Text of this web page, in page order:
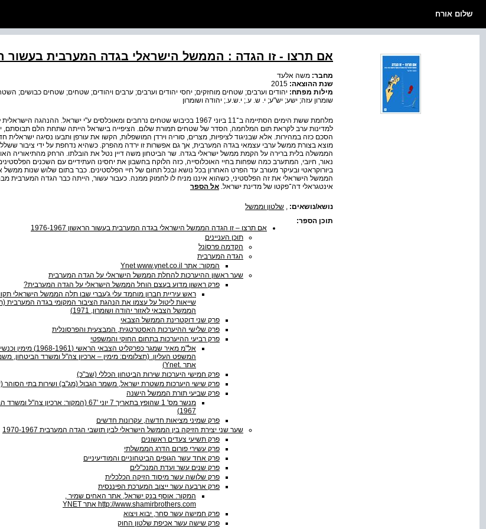
שלום אורח
אם תרצו - זו הגדה : הממשל הישראלי בגדה המערבית בעשור הראשון
מחבר: משה אלעד
שנת ההוצאה:
מילות מפתח: יהודים וערבים; שטחים מוחזקים; יחסי יהודים וערבים; ערבים ויהודים; שטחים; שטחים כבושים;
שומרון עזה; ישע; יש"ע; י. ש. ע.; י.ש.ע.; יהודה ושומרון
מלחמת ששת הימים הסתיימה ב־11 ביוני 1967 בכיבוש שטחים נרחבים ומאוכלסים ע"י ישראל.
למדינות ערב לקראת תום המלחמה, הסדר של שטחים תמורת שלום. הציפייה בישראל הייתה שתחת הלם תבוסתם,
הסכם כזה במהירות. אלא שבניגוד לציפיות, מצרים, סוריה וירדן המושפלות, הקשו את עורפן ותבעו נסיגה
מוצא בצורת ממשל ערבי עצמאי בגדה המערבית, אך גם אפשרות זו ירדה מהפרק. כשהיא נדחפת על ידי ציבור
הממשלה בלית ברירה על הקמת ממשל ישראלי בגדה. שר הביטחון משה דיין נטל את הובלתו. הרחק מהתיאוריה
נאור, חיובי, המתערב כמה שפחות בחיי האוכלוסייה, כזה הלוקח בחשבון את יחסינו העתידיים עם השכנים
ביורוקראטי ובעיקר מעורב עד הפרט האחרון בכל נושא ובכל תחום של חיי הפלסטינים. כבר בתום שלוש שנות
הממשל הישראלי את זה הפלסטיני, כשהוא איננו מניח לו לחמוק ממנה. כעבור עשור, הייתה כבר הגדה המערבית
אינטגראלי דה־פקטו של מדינת ישראל. אל הספר
נושא/נושאים:
שלטון וממשל
תוכן הספר:
אם תרצו – זו הגדה הממשל הישראלי בגדה המערבית בעשור הראשון 1976-1967
תוכן העניינים
הקדמה פרסוֹנל
הגדה המערבית
המקור: אתר Ynet www.ynet.co.il
שער ראשון ההיערכות להחלת הממשל הישראלי על הגדה המערבית
פרק ראשון מדוע בעצם הוחל הממשל הישראלי על הגדה המערבית?
ראש עיריית חברון מוחמד עלי ג'עברי שבו תלה הממשל הישראלי
שייאות ליטול על עצמו את הנהגת הציבור המקומי בגדה המערבית
הממשל הצבאי לאזור יהודה ושומרון, 1971)
פרק שני דוקטרינת הממשל הצבאי
פרק שלישי ההיערכות האסטרטגית, המבצעית והפרסונלית
פרק רביעי ההיערכות בתחום החוקי והמשפטי
אל"מ מאיר שמגר כפרקליט הצבאי הראשי (1968-
המשפט העליון. (תצלומים: מימין – ארכיון צה"ל ומשרד הביטחון,
אתר .Ynet)
פרק חמישי היערכות שירות הביטחון הכללי (שב"כ)
פרק שישי היערכות משטרת ישראל, משמר הגבול (מג"ב) ושירות בתי הסוהר
פרק שביעי תורת הממשל הישנה
מנשר מס' 1 שהופץ בתאריך 7 יוני '67 (המקור: ארכיון צה"ל
1967)
פרק שמיני מציאות חדשה, עקרונות חדשים
שער שני יצירת הזיקה בין הממשל הישראלי לבין תושבי הגדה המערבית 1970-1967
פרק תשיעי צעדים ראשונים
פרק עשירי פורום הדרג הממשלתי
פרק אחד עשר הגופים הביטחוניים והמודיעיניים
פרק שנים עשר ועדת המנכ"לים
פרק שלושה עשר מיסוד הזיקה הכלכלית
פרק ארבעה עשר ייצוב המערכת הפיננסית
המקור: אוסף בנק ישראל, אתר האחים שמיר ,
http://www.shamirbrothers.com אתר YNET
פרק חמישה עשר סחר, יבוא ויצוא
פרק שישה עשר אכיפת שלטון החוק